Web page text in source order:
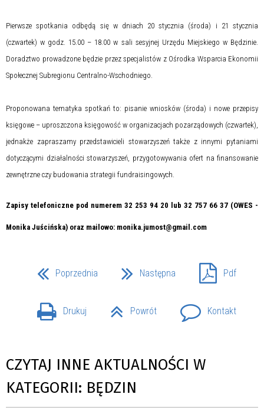
Pierwsze spotkania odbędą się w dniach 20 stycznia (środa) i 21 stycznia
(czwartek) w godz. 15.00 – 18.00 w sali sesyjnej Urzędu Miejskiego w Będzinie.
Doradztwo prowadzone będzie przez specjalistów z Ośrodka Wsparcia Ekonomii
Społecznej Subregionu Centralno-Wschodniego.
Proponowana tematyka spotkań to: pisanie wniosków (środa) i nowe przepisy
księgowe – uproszczona księgowość w organizacjach pozarządowych (czwartek),
jednakże zapraszamy przedstawicieli stowarzyszeń także z innymi pytaniami
dotyczącymi działalności stowarzyszeń, przygotowywania ofert na finansowanie
zewnętrzne czy budowania strategii fundraisingowych.
Zapisy telefoniczne pod numerem 32 253 94 20 lub 32 757 66 37 (OWES -
Monika Juścińska) oraz mailowo: monika.jumost@gmail.com
Poprzednia Następna Pdf
Drukuj Powrót Kontakt
CZYTAJ INNE AKTUALNOŚCI W
KATEGORII: BĘDZIN